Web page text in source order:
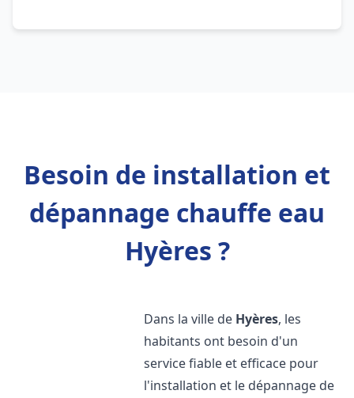
Besoin de installation et
dépannage chauffe eau
Hyères ?
Dans la ville de Hyères, les
habitants ont besoin d'un
service fiable et efficace pour
l'installation et le dépannage de